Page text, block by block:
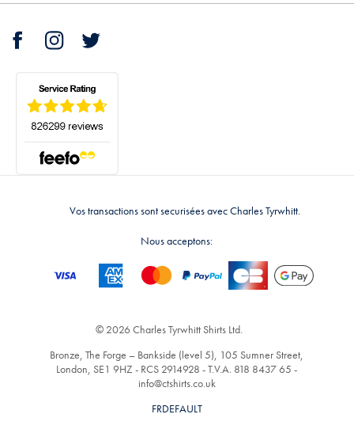
Vos transactions sont securisées avec Charles Tyrwhitt.
Nous acceptons:
© 2026 Charles Tyrwhitt Shirts Ltd.
Bronze, The Forge – Bankside (level 5), 105 Sumner Street,
London, SE1 9HZ - RCS 2914928 - T.V.A. 818 8437 65 -
info@ctshirts.co.uk
FRDEFAULT